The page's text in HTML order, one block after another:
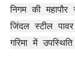
निगम की महापौर
जिंदल स्टील
गरिमा में